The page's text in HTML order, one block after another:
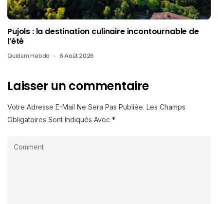
Pujols : la destination culinaire incontournable de
l’été
Quidam Hebdo 6 Août 2026
Laisser un commentaire
Votre Adresse E-Mail Ne Sera Pas Publiée. Les Champs
Obligatoires Sont Indiqués Avec *